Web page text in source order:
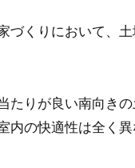
づくりにおいて、
たりが良い南向き
内の快適性は全く異